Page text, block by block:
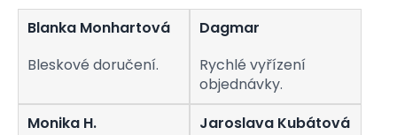
Blanka Monhartová
Bleskové doručení.
Dagmar
Rychlé vyřízení
objednávky.
Monika H.
Jaroslava Kubátová